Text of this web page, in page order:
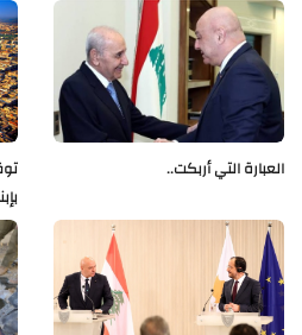
العبارة التي أربكت..